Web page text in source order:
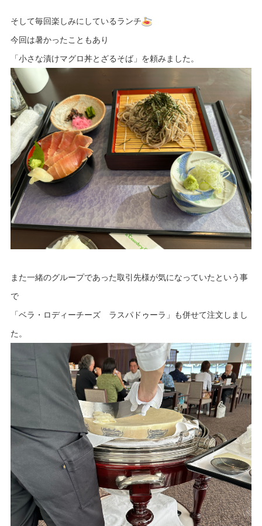
そして毎回楽しみにしているランチ
今回は暑かったこともあり
「小さな漬けマグロ丼とざるそば」を頼みました。
また一緒のグループであった取引先様が気になっていたという事
で
「ベラ・ロディーチーズ ラスパドゥーラ」も併せて注文しまし
た。